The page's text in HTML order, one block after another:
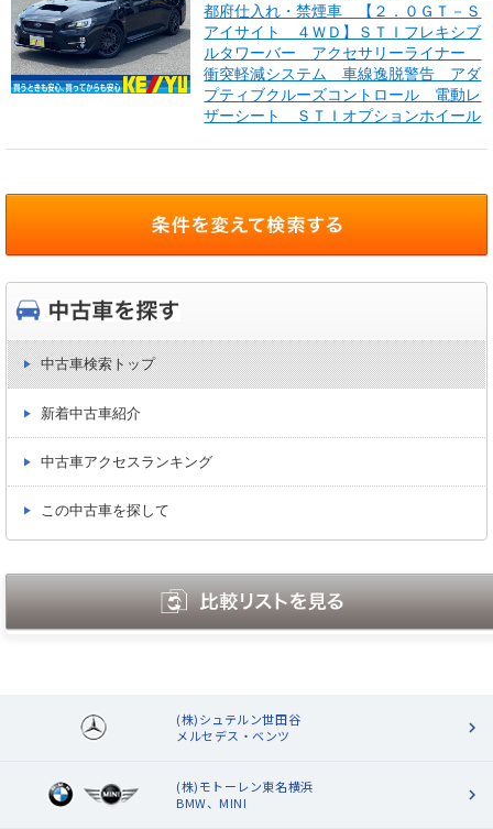
都府仕入れ・禁煙車 【２．０ＧＴ－Ｓ
アイサイト ４ＷＤ】ＳＴＩフレキシブ
ルタワーバー アクセサリーライナー
衝突軽減システム 車線逸脱警告 アダ
プティブクルーズコントロール 電動レ
ザーシート ＳＴＩオプションホイール
中古車検索トップ
新着中古車紹介
中古車アクセスランキング
この中古車を探して
(株)シュテルン世田谷
メルセデス・ベンツ
(株)モトーレン東名横浜
BMW、MINI